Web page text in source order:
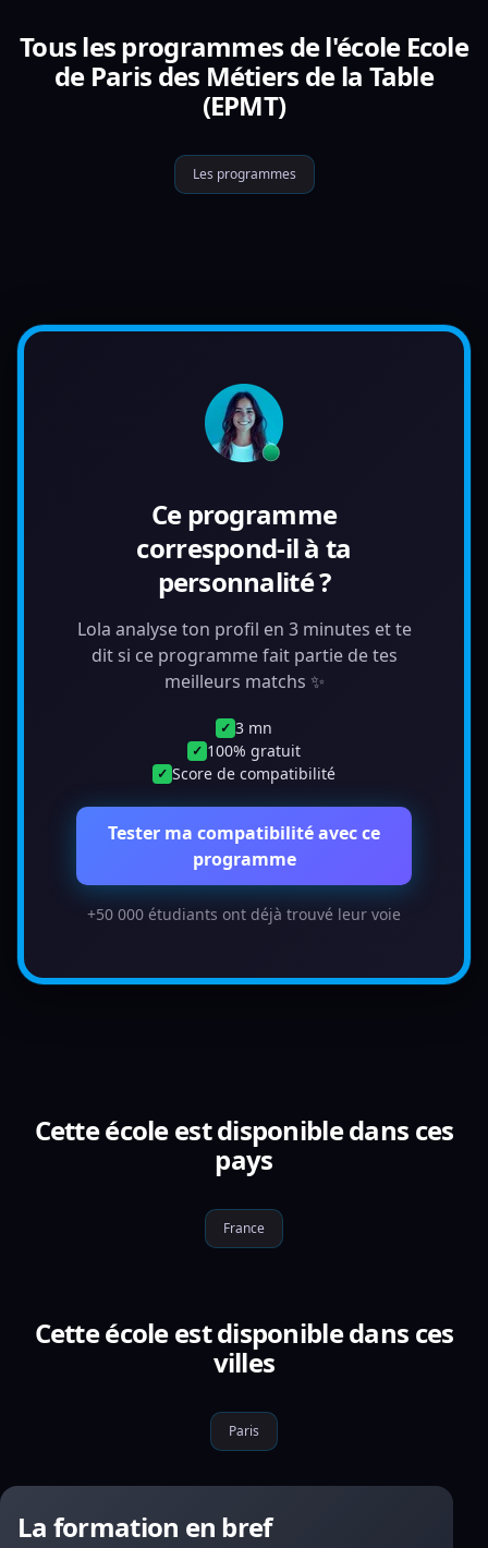
Tous les programmes de l'école Ecole
de Paris des Métiers de la Table
(EPMT)
Les programmes
Ce programme
correspond-il à ta
personnalité ?
Lola analyse ton profil en 3 minutes et te
dit si ce programme fait partie de tes
meilleurs matchs ✨
✓ 3 mn
✓ 100% gratuit
✓ Score de compatibilité
Tester ma compatibilité avec ce
programme
+50 000 étudiants ont déjà trouvé leur voie
Cette école est disponible dans ces
pays
France
Cette école est disponible dans ces
villes
Paris
La formation en bref